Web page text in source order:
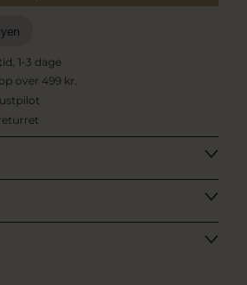
1-3 dage
over 499 kr.